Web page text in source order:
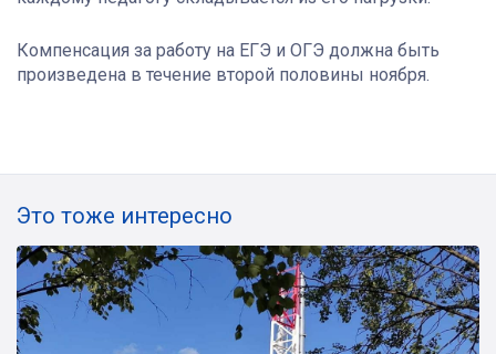
Компенсация за работу на ЕГЭ и ОГЭ должна быть
произведена в течение второй половины ноября.
Это тоже интересно